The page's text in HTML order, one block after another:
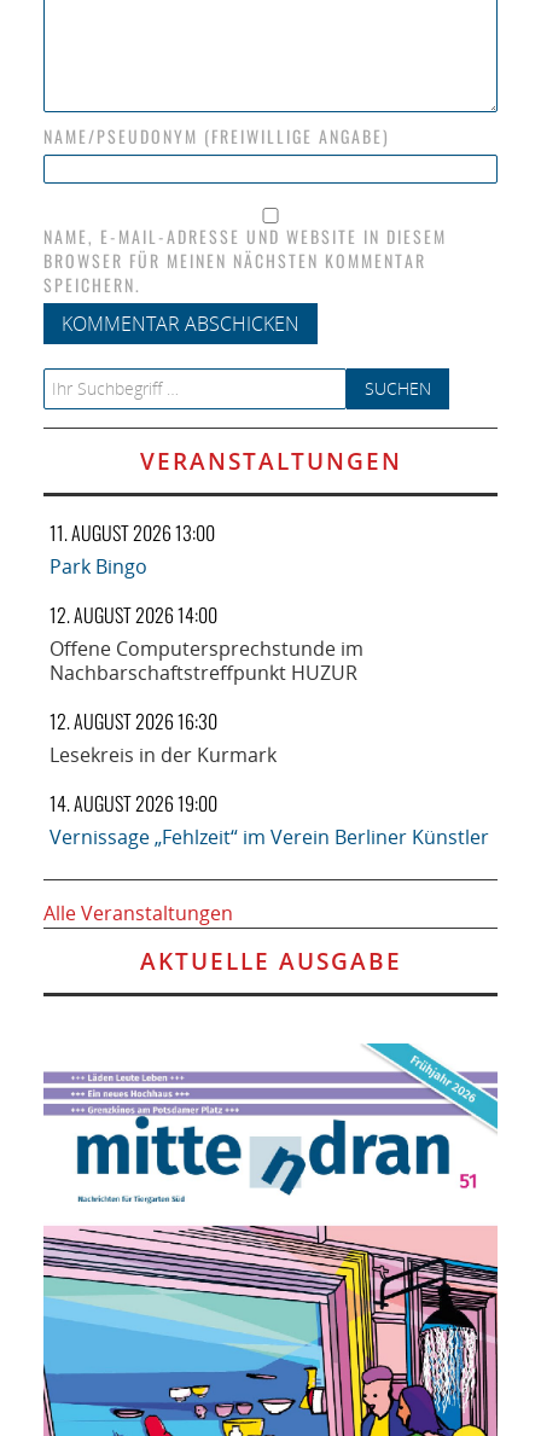
NAME/PSEUDONYM (FREIWILLIGE ANGABE)
NAME, E-MAIL-ADRESSE UND WEBSITE IN DIESEM
BROWSER FÜR MEINEN NÄCHSTEN KOMMENTAR
SPEICHERN.
Search for:
VERANSTALTUNGEN
11. AUGUST 2026 13:00
Park Bingo
12. AUGUST 2026 14:00
Offene Computersprechstunde im
Nachbarschaftstreffpunkt HUZUR
12. AUGUST 2026 16:30
Lesekreis in der Kurmark
14. AUGUST 2026 19:00
Vernissage „Fehlzeit“ im Verein Berliner Künstler
Alle Veranstaltungen
AKTUELLE AUSGABE